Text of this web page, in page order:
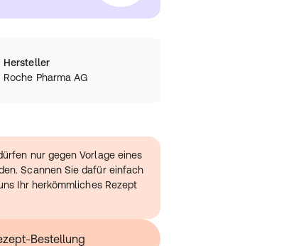
Hersteller
Roche Pharma AG
nur gegen Vorlage eines
Scannen Sie dafür einfach
Ihr herkömmliches Rezept
Bestellung